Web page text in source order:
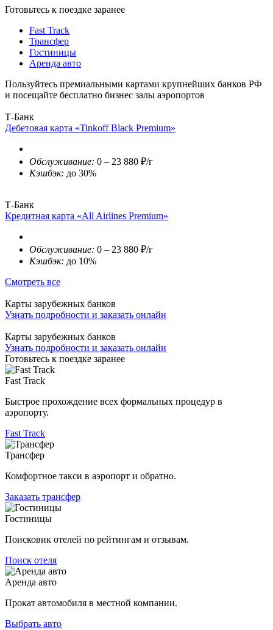
Готовьтесь к поездке заранее
Fast Track
Трансфер
Гостиницы
Аренда авто
Пользуйтесь премиальными картами крупнейших банков РФ
и посещайте бесплатно бизнес залы аэропортов
Т-Банк
Дебетовая карта «Tinkoff Black Premium»
Обслуживание: 0 – 23 880 ₽/г
Кэшбэк: до 30%
Т-Банк
Кредитная карта «All Airlines Premium»
Обслуживание: 0 – 23 880 ₽/г
Кэшбэк: до 10%
Смотреть все
Карты зарубежных банков
Узнать подробности и заказать онлайн
Карты зарубежных банков
Узнать подробности и заказать онлайн
Готовьтесь к поездке заранее
Fast Track
Быстрое прохождение всех формальных процедур в
аэропорту.
Fast Track
Трансфер
Комфортное такси в аэропорт и обратно.
Заказать трансфер
Гостиницы
Поисковик отелей по рейтингам и отзывам.
Поиск отеля
Аренда авто
Прокат автомобиля в местной компании.
Выбрать авто